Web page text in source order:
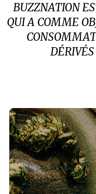
BUZZNATION
QUI A COMME